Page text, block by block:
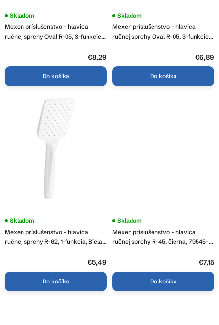
o
v
Mexen príslušenstvo - hlavica
ručnej sprchy Oval R-05, 3-funkcie,
Skladom
€8,29
Do košíka
Mexen príslušenstvo - hlavica
ručnej sprchy Oval R-05, 3-funkcie,
chróm, 79505-00
Skladom
€6,89
Do košíka
Mexen príslušenstvo - hlavica
ručnej sprchy R-62, 1-funkcia, Biela,
Skladom
€5,49
Do košíka
Mexen príslušenstvo - hlavica
ručnej sprchy R-45, čierna, 79545-
Skladom
€7,15
Do košíka